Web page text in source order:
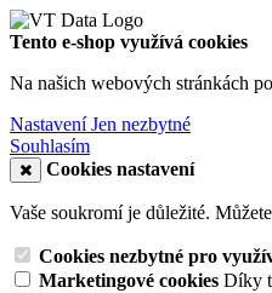
Tento e-shop využívá cookies
Na našich webových stránkách
NastaveníJen nezbytné
Souhlasím
Cookies nastavení
Vaše soukromí je důležité.
Cookies nezbytné pro
Marketingové cookies Díky